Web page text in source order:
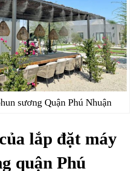
sương Quận Phú Nhuận
lắp đặt máy
quận Phú